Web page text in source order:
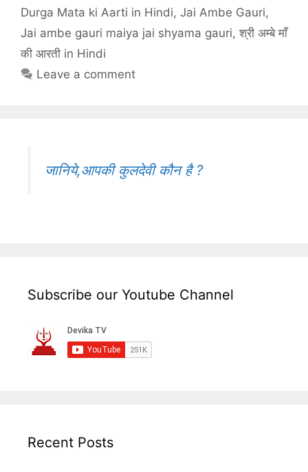
Durga Mata ki Aarti in Hindi, Jai Ambe Gauri,
Jai ambe gauri maiya jai shyama gauri, श्री अम्बे माँ
की आरती in Hindi
Leave a comment
जानिये,आपकी कुलदेवी कौन है ?
Subscribe our Youtube Channel
Recent Posts